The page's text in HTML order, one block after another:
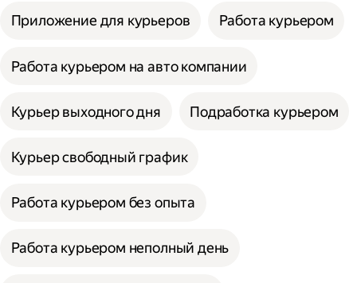
Приложение для курьеров Работа курьером
Работа курьером на авто компании
Курьер выходного дня Подработка курьером
Курьер свободный график
Работа курьером без опыта
Работа курьером неполный день